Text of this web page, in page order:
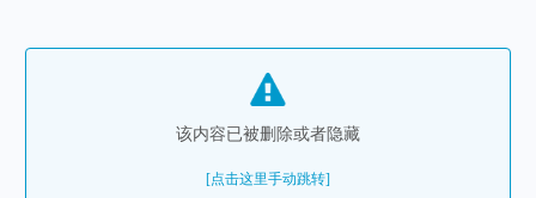
该内容已被删除或者隐藏
[点击这里手动跳转]